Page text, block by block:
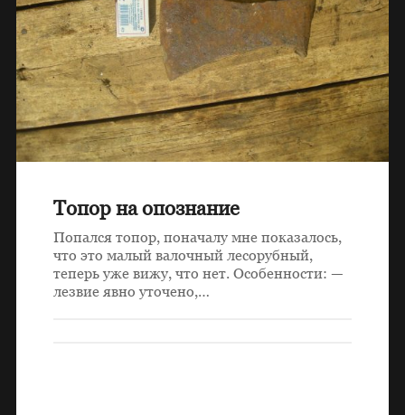
Топор на опознание
Попался топор, поначалу мне показалось,
что это малый валочный лесорубный,
теперь уже вижу, что нет. Особенности: —
лезвие явно уточено,…